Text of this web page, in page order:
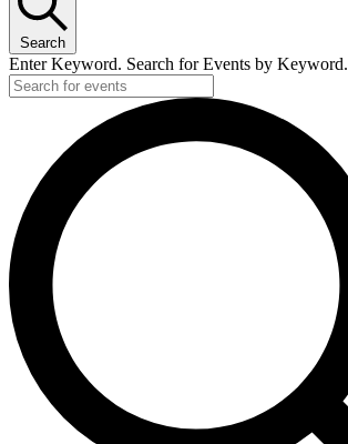
Search
Enter Keyword. Search for Events by Keyword.